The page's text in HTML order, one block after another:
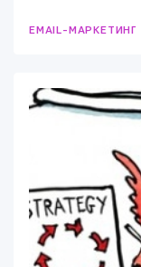
EMAIL-МАРКЕТИНГ